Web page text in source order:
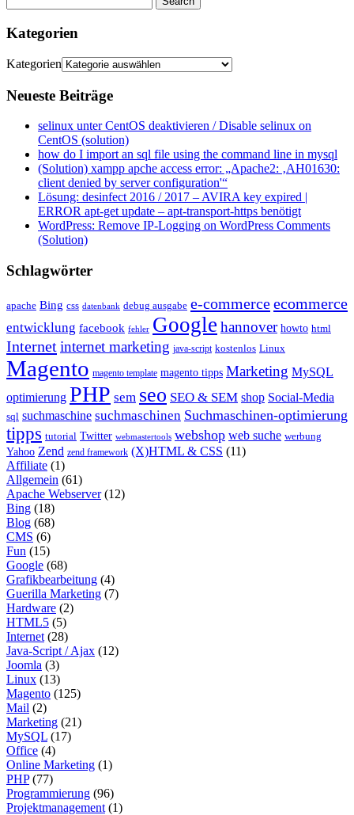
Kategorien
Kategorien
Neueste Beiträge
selinux unter CentOS deaktivieren / Disable selinux on
CentOS (solution)
how do I import an sql file using the command line in mysql
(Solution) xampp apche access error: „Apache2: ‚AH01630:
client denied by server configuration'“
Lösung: desinfect 2016 / 2017 – AVIRA key expired |
ERROR apt-get update – apt-transport-https benötigt
WordPress: Remove IP-Logging on WordPress Comments
(Solution)
Schlagwörter
apache Bing css datenbank debug ausgabe e-commerceecommerce
entwicklung facebook fehler Google hannover howto html
Internetinternet marketing java-script kostenlos Linux
Magento magento template magento tipps Marketing MySQL
optimierung PHP sem seo SEO & SEM shop Social-Media
sql suchmaschine suchmaschinen Suchmaschinen-optimierung
tipps tutorial Twitter webmastertools webshop web suche werbung
Yahoo Zend zend framework (X)HTML & CSS (11)
Affiliate (1)
Allgemein (61)
Apache Webserver(12)
Bing (18)
Blog (68)
CMS (6)
Fun (15)
Google (68)
Grafikbearbeitung (4)
Guerilla Marketing (7)
Hardware (2)
HTML5 (5)
Internet (28)
Java-Script / Ajax (12)
Joomla (3)
Linux (13)
Magento (125)
Mail (2)
Marketing (21)
MySQL (17)
Office (4)
Online Marketing (1)
PHP(77)
Programmierung (96)
Projektmanagement (1)